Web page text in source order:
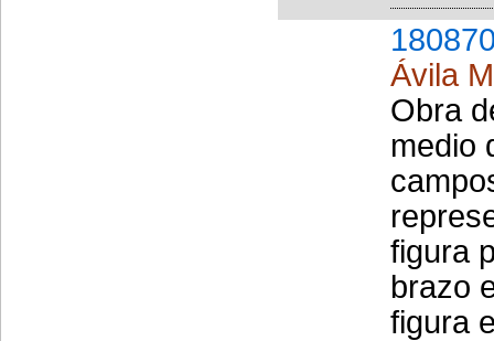
Ávila
Obra
medio
figura
brazo
figura